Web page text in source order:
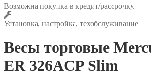
Возможна покупка в кредит/рассрочку.
Установка, настройка, техобслуживание
Весы торговые
ER 326ACP Slim